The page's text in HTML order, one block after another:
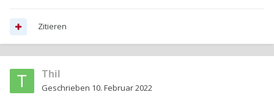
Zitieren
Thil
Geschrieben 10. Februar 2022